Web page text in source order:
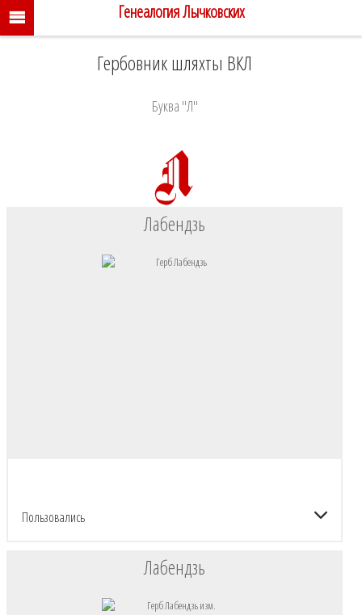
Генеалогия Лычковских
Гербовник шляхты ВКЛ
Буква "Л"
Лабендзь
Пользовались
Лабендзь